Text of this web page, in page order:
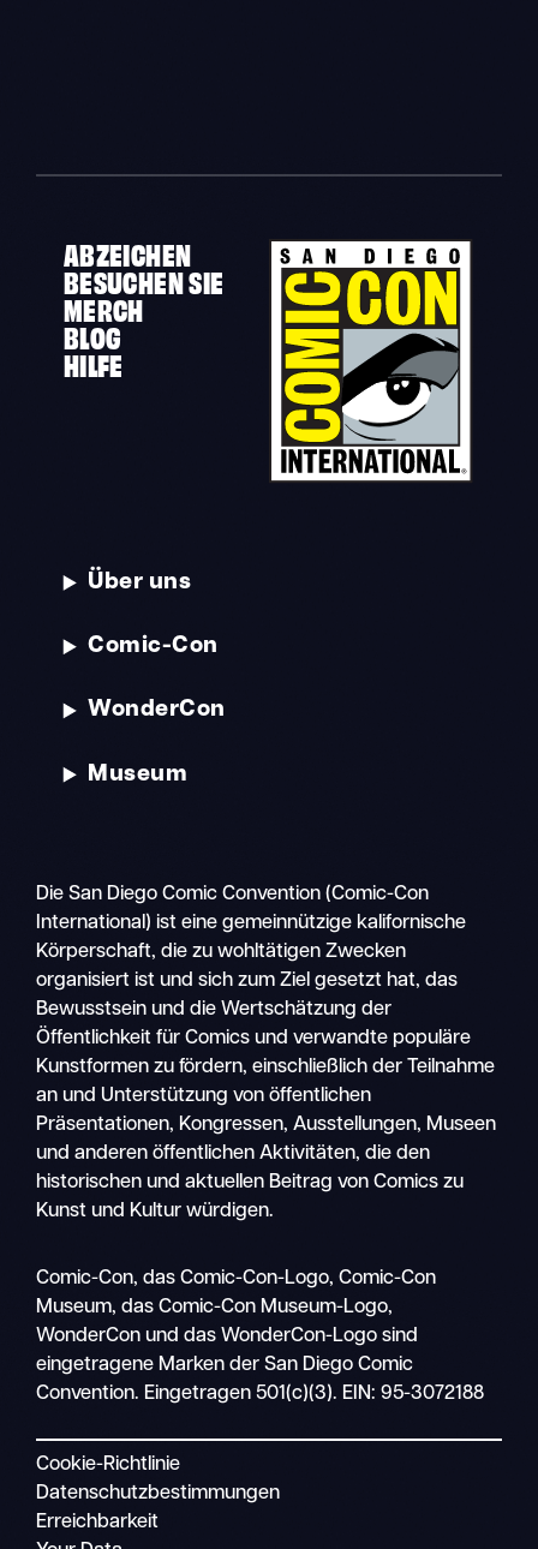
Navigation
ABZEICHEN
BESUCHEN SIE
MERCH
BLOG
HILFE
Über uns
Comic-Con
WonderCon
Museum
Die San Diego Comic Convention (Comic-Con
International) ist eine gemeinnützige kalifornische
Körperschaft, die zu wohltätigen Zwecken
organisiert ist und sich zum Ziel gesetzt hat, das
Bewusstsein und die Wertschätzung der
Öffentlichkeit für Comics und verwandte populäre
Kunstformen zu fördern, einschließlich der Teilnahme
an und Unterstützung von öffentlichen
Präsentationen, Kongressen, Ausstellungen, Museen
und anderen öffentlichen Aktivitäten, die den
historischen und aktuellen Beitrag von Comics zu
Kunst und Kultur würdigen.
Comic-Con, das Comic-Con-Logo, Comic-Con
Museum, das Comic-Con Museum-Logo,
WonderCon und das WonderCon-Logo sind
eingetragene Marken der San Diego Comic
Convention. Eingetragen 501(c)(3). EIN: 95-3072188
Cookie-Richtlinie
Datenschutzbestimmungen
Erreichbarkeit